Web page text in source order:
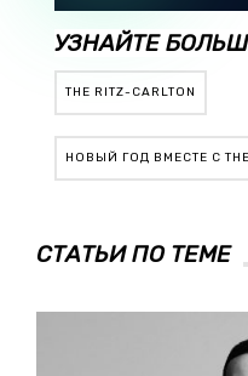
УЗНАЙТЕ
THE RITZ-CARLTON
НОВЫЙ ГОД ВМЕСТЕ С THE
СТАТЬИ ПО ТЕМЕ